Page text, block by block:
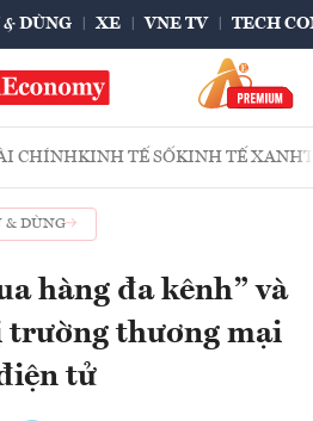
DÙNG XE VNE TV TECH
CHÍNHKINH TẾ SỐKINH TẾ XANH
& DÙNG
hàng đa kênh” và
trường thương mại
tử